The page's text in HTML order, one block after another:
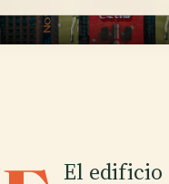
El edificio